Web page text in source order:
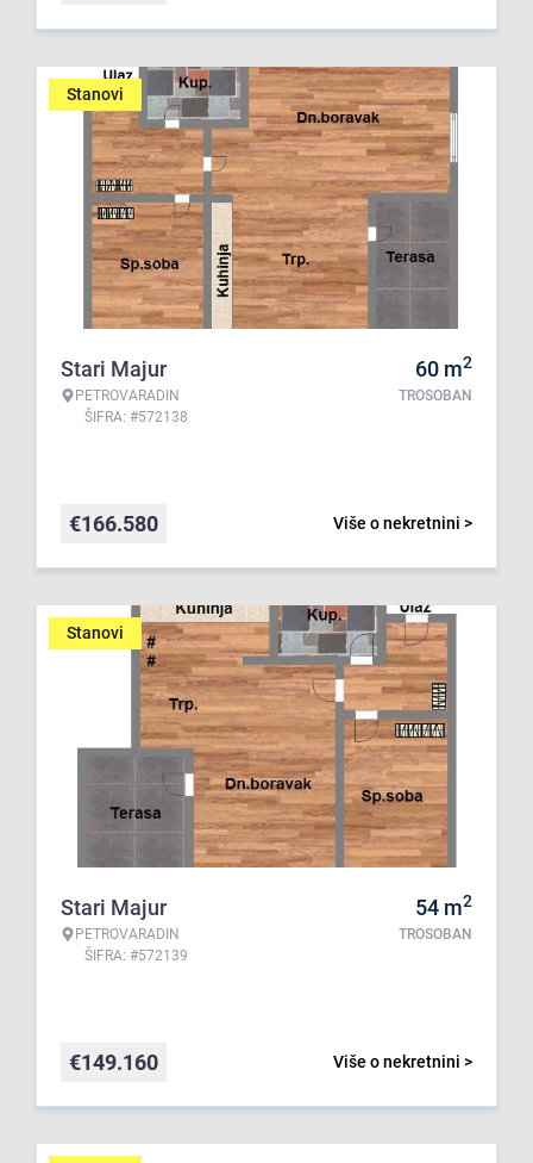
Stanovi
Stari Majur
PETROVARADIN
ŠIFRA: #572138
60 m2
TROSOBAN
Više o nekretnini >
€166.580
Stanovi
Stari Majur
PETROVARADIN
ŠIFRA: #572139
54 m2
TROSOBAN
Više o nekretnini >
€149.160